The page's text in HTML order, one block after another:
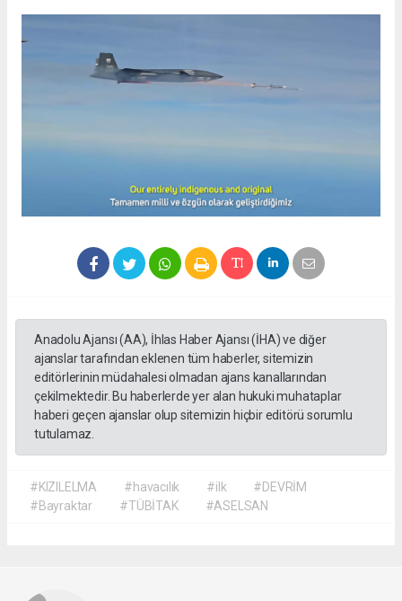
Anadolu Ajansı (AA), İhlas Haber Ajansı (İHA) ve diğer
ajanslar tarafından eklenen tüm haberler, sitemizin
editörlerinin müdahalesi olmadan ajans kanallarından
çekilmektedir. Bu haberlerde yer alan hukuki muhataplar
haberi geçen ajanslar olup sitemizin hiçbir editörü sorumlu
tutulamaz.
#KIZILELMA #havacılık #ilk
#DEVRİM
#Bayraktar
#TÜBİTAK #ASELSAN